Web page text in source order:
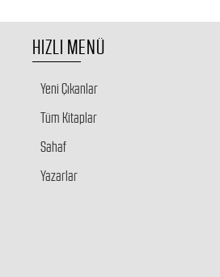
HIZLI MENÜ
Yeni Çıkanlar
Tüm Kitaplar
Sahaf
Yazarlar